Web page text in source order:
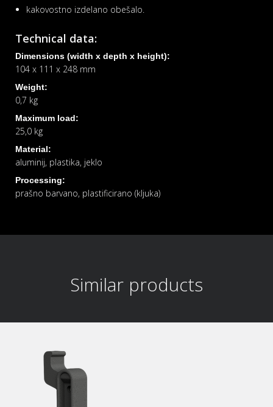
kakovostno izdelano obešalo.
Technical data:
Dimensions (width x depth x height):
104 x 111 x 248 mm
Weight:
0,7 kg
Maximum load:
25,0 kg
Material:
aluminij, plastika, jeklo
Processing:
prašno barvano, plastificirano (kljuka)
Similar products